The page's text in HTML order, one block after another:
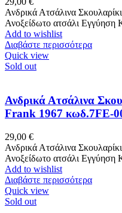
Ανδρικά Ατσάλινα
Ανοξείδωτο ατσάλι
Add to wishlist
Διαβάστε περισσότερα
Quick view
Sold out
Ανδρικά Ατσάλινα
Frank 1967 κωδ.7FE-
29,00 €
Ανδρικά Ατσάλινα
Ανοξείδωτο ατσάλι
Add to wishlist
Διαβάστε περισσότερα
Quick view
Sold out